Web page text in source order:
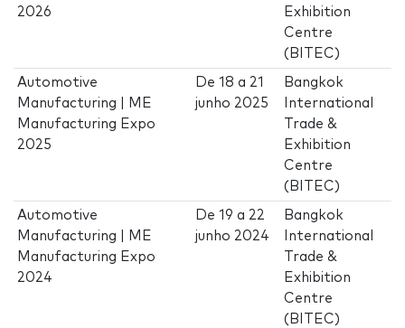
2026
Exhibition
Centre
(BITEC)
Automotive
Manufacturing | ME
Manufacturing Expo
2025
De18 a 21
junho 2025
Bangkok
International
Trade &
Exhibition
Centre
(BITEC)
Automotive
Manufacturing | ME
Manufacturing Expo
2024
De19 a 22
junho 2024
Bangkok
International
Trade &
Exhibition
Centre
(BITEC)